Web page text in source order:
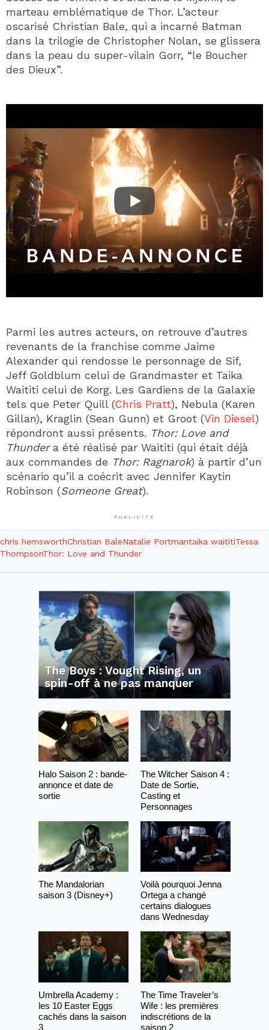
marteau emblématique de Thor. L’acteur
oscarisé Christian Bale, qui a incarné Batman
dans la trilogie de Christopher Nolan, se glissera
dans la peau du super-vilain Gorr, “le Boucher
des Dieux”.
Parmi les autres acteurs, on retrouve d’autres
revenants de la franchise comme Jaime
Alexander qui rendosse le personnage de Sif,
Jeff Goldblum celui de Grandmaster et Taika
Waititi celui de Korg. Les Gardiens de la Galaxie
tels que Peter Quill (Chris Pratt), Nebula (Karen
Gillan), Kraglin (Sean Gunn) et Groot (Vin Diesel)
répondront aussi présents. Thor: Love and
Thundera été réalisé par Waititi (qui était déjà
aux commandes de Thor: Ragnarok) à partir d’un
scénario qu’il a coécrit avec Jennifer Kaytin
Robinson (Someone Great).
PUBLICITÉ
chris hemsworthChristian BaleNatalie Portmantaika waititiTessa
ThompsonThor: Love and Thunder
The Boys : Vought Rising, un
spin-off à ne pas manquer
Halo Saison 2 : bande-
annonce et date de
sortie
The Witcher Saison 4 :
Date de Sortie,
Casting et
Personnages
The Mandalorian
saison 3 (Disney+)
Voilà pourquoi Jenna
Ortega a changé
certains dialogues
dans Wednesday
Umbrella Academy :
les 10 Easter Eggs
cachés dans la saison
3
The Time Traveler’s
Wife : les premières
indiscrétions de la
saison 2